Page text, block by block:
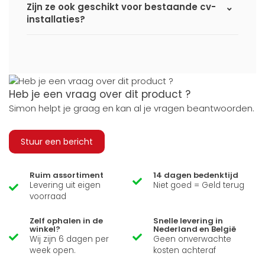
Zijn ze ook geschikt voor bestaande cv-
installaties?
Heb je een vraag over dit product ?
Simon helpt je graag en kan al je vragen beantwoorden.
Stuur een bericht
Ruim assortiment
Levering uit eigen
voorraad
14 dagen bedenktijd
Niet goed = Geld terug
Zelf ophalen in de
winkel?
Wij zijn 6 dagen per
week open.
Snelle levering in
Nederland en België
Geen onverwachte
kosten achteraf